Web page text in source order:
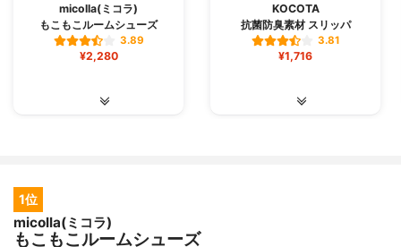
micolla(ミコラ)
もこもこルームシューズ
3.89
¥2,280
KOCOTA
抗菌防臭素材 スリッパ
3.81
¥1,716
1位
micolla(ミコラ)
もこもこルームシューズ